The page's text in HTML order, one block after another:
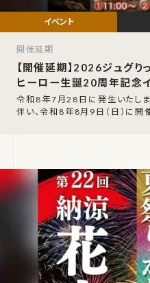
【開催延期】2026ジュグ
ヒーロー生誕20周年記念
令和8年7月28日に発生いたし
伴い、令和8年8月9日（日）に
開催延期